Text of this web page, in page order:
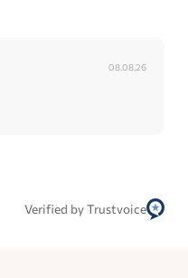
08.08.26
Verified by Trustvoice